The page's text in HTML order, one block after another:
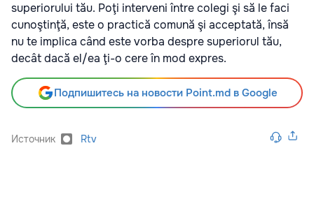
superiorului tău. Poţi interveni între colegi şi să le faci
cunoştinţă, este o practică comună şi acceptată, însă
nu te implica când este vorba despre superiorul tău,
decât dacă el/ea ţi-o cere în mod expres.
Подпишитесь на новости Point.md в Google
Источник Rtv